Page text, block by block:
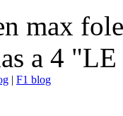
max
a 4
| F1 blog